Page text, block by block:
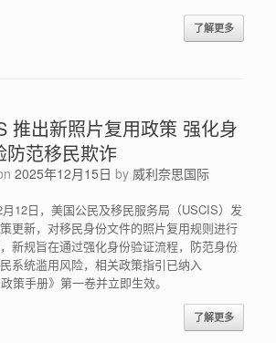
了解更多
推出新照片复用政策 强化身
防范移民欺诈
2025年12月15日 by 威利奈思国际
12日，美国公民及移民服务局（USCIS）发
更新，对移民身份文件的照片复用规则进行
新规旨在通过强化身份验证流程，防范身份
系统滥用风险，相关政策指引已纳入
政策手册》第一卷并立即生效。
了解更多